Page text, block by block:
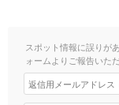
スポット情報に誤りが
ォームよりご報告いた